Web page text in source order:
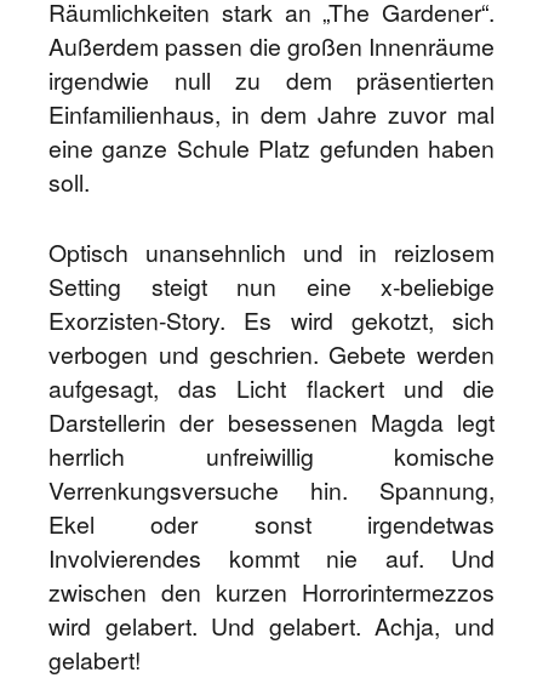
Räumlichkeiten stark an „The Gardener“.
Außerdem passen die großen Innenräume
irgendwie null zu dem präsentierten
Einfamilienhaus, in dem Jahre zuvor mal
eine ganze Schule Platz gefunden haben
soll.
Optisch unansehnlich und in reizlosem
Setting steigt nun eine x-beliebige
Exorzisten-Story. Es wird gekotzt, sich
verbogen und geschrien. Gebete werden
aufgesagt, das Licht flackert und die
Darstellerin der besessenen Magda legt
herrlich unfreiwillig komische
Verrenkungsversuche hin. Spannung,
Ekel oder sonst irgendetwas
Involvierendes kommt nie auf. Und
zwischen den kurzen Horrorintermezzos
wird gelabert. Und gelabert. Achja, und
gelabert!